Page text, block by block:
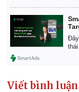
Viết bình luận